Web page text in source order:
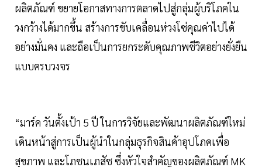
ผลิตภัณฑ์ ขยายโอกาสทางการตลาดไปสู่กลุ่มผู้บริโภคใน
วงกว้างได้มากขึ้น สร้างการขับเคลื่อนห่วงโซ่คุณค่าไปได้
อย่างมั่นคง และถือเป็นการยกระดับคุณภาพชีวิตอย่างยั่งยืน
แบบครบวงจร
“มาร์ค วันตั้งเป้า 5 ปี ในการวิจัยและพัฒนาผลิตภัณฑ์ใหม่
เดินหน้าสู่การเป็นผู้นำในกลุ่มธุรกิจสินค้าอุปโภคเพื่อ
สุขภาพ และโภชนเภสัช ซึ่งหัวใจสำคัญของผลิตภัณฑ์ MK